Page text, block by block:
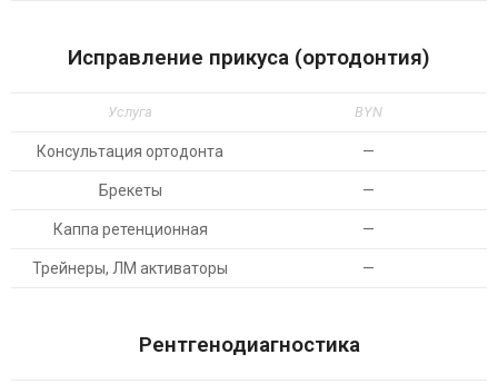
Исправление прикуса (ортодонтия)
Услуга BYN
Консультация ортодонта —
Брекеты —
Каппа ретенционная —
Трейнеры, ЛМ активаторы —
Рентгенодиагностика